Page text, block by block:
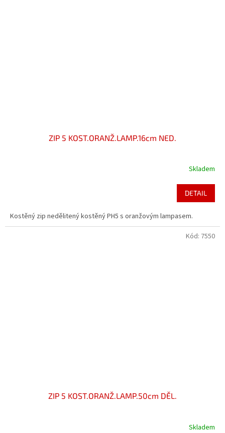
ZIP 5 KOST.ORANŽ.LAMP.16cm NED.
Skladem
DETAIL
Kostěný zip nedělitený kostěný PH5 s oranžovým lampasem.
ZIP 5 KOST.ORANŽ.LAMP.50cm DĚL.
Skladem
Kód: 7550